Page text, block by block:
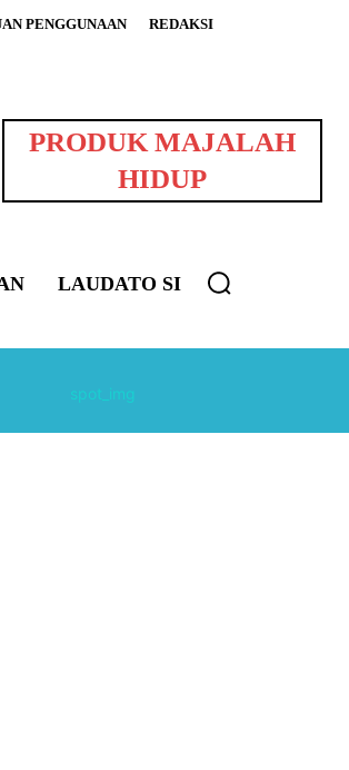
PENGGUNAAN
REDAKSI
PRODUK MAJALAH
HIDUP
LAUDATO SI